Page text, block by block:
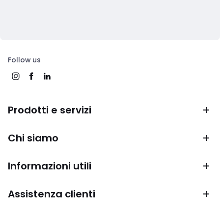
Follow us
Prodotti e servizi
Chi siamo
Informazioni utili
Assistenza clienti